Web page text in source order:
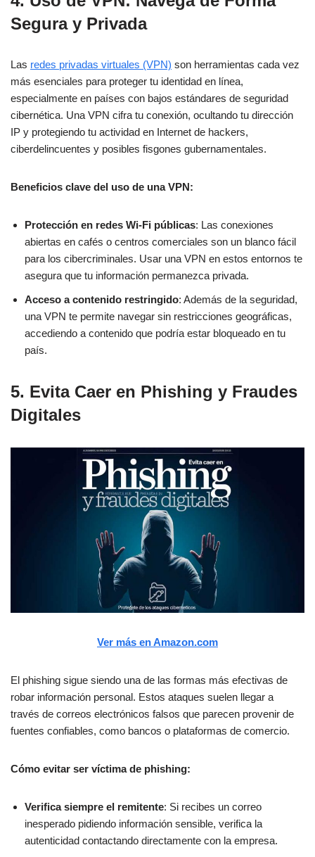
Segura y Privada
Las redes privadas virtuales (VPN) son herramientas cada vez
más esenciales para proteger tu identidad en línea,
especialmente en países con bajos estándares de seguridad
cibernética. Una VPN cifra tu conexión, ocultando tu dirección
IP y protegiendo tu actividad en Internet de hackers,
ciberdelincuentes y posibles fisgones gubernamentales.
Beneficios clave del uso de una VPN:
Protección en redes Wi-Fi públicas: Las conexiones
abiertas en cafés o centros comerciales son un blanco fácil
para los cibercriminales. Usar una VPN en estos entornos te
asegura que tu información permanezca privada.
Acceso a contenido restringido: Además de la seguridad,
una VPN te permite navegar sin restricciones geográficas,
accediendo a contenido que podría estar bloqueado en tu
país.
5. Evita Caer en Phishing y Fraudes
Digitales
Ver más en Amazon.com
El phishing sigue siendo una de las formas más efectivas de
robar información personal. Estos ataques suelen llegar a
través de correos electrónicos falsos que parecen provenir de
fuentes confiables, como bancos o plataformas de comercio.
Cómo evitar ser víctima de phishing:
Verifica siempre el remitente: Si recibes un correo
inesperado pidiendo información sensible, verifica la
autenticidad contactando directamente con la empresa.